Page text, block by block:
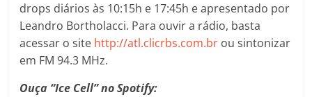
drops diários às 10:15h e 17:45h e apresentado por
Leandro Bortholacci. Para ouvir a rádio, basta
acessar o site http://atl.clicrbs.com.br ou sintonizar
em FM 94.3 MHz.
Ouça “Ice Cell” no Spotify: